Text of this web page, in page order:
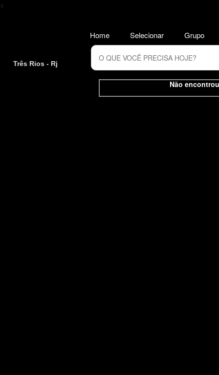
<
Três Rios - Rj
Não
Home Selecionar Grupo